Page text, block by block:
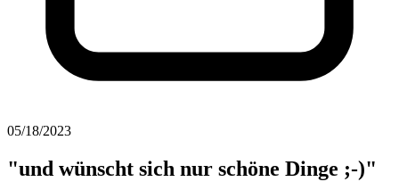
05/18/2023
"und wünscht sich nur schöne Dinge ;-)"